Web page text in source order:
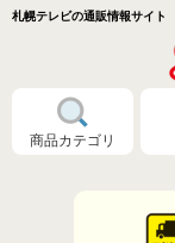
札幌テレビの通販情報サイト
商品カテゴリ